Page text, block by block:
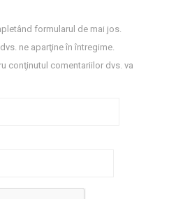
formularul de mai jos.
ne aparţine în întregime.
conţinutul comentariilor dvs. va